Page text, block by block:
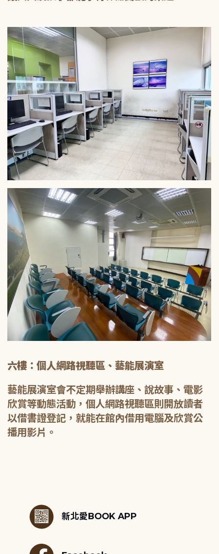
六樓：個人網路視聽區、藝能展演室
藝能展演室會不定期舉辦講座、說故事、電影
欣賞等動態活動，個人網路視聽區則開放讀者
以借書證登記，就能在館內借用電腦及欣賞公
播用影片。
新北愛BOOK APP